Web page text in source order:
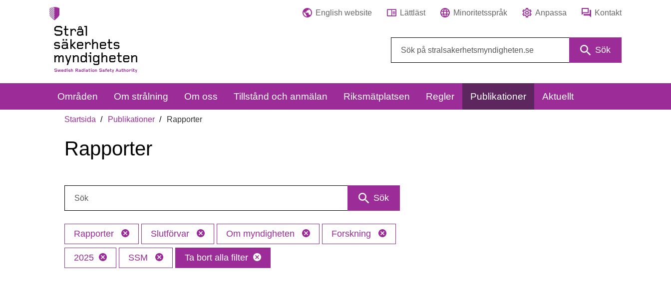
English website Lättläst Minoritetsspråk Anpassa Kontakt
Sök
Områden Om strålning Om oss Tillstånd och anmälan Riksmätplatsen Regler Publikationer Aktuellt
Startsida Publikationer Rapporter
Rapporter
Sök
Rapporter Slutförvar Om myndigheten Forskning
2025 SSM Ta bort alla filter